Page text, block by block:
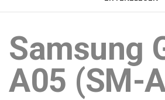
Samsung
A05 (SM-